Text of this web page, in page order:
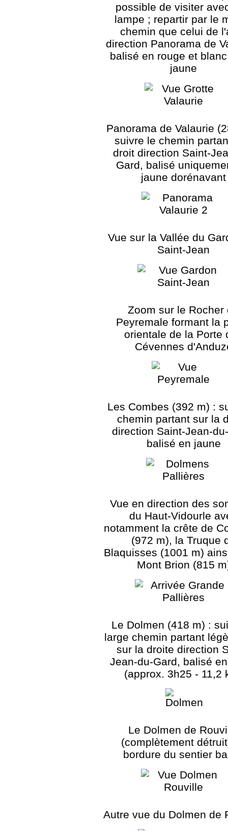
possible de visiter
lampe ; repartir par le
chemin que celui de
direction Panorama de
balisé en rouge et
jaune
Panorama de Valaurie
suivre le chemin
droit direction Saint-
Gard, balisé
jaune dorénavant
Vue sur la Vallée du
Saint-Jean
Zoom sur le Rocher
Peyremale formant la
orientale de la Porte
Cévennes
Les Combes (392 m) :
chemin partant sur la
direction Saint-Jean-
balisé en jaune
Vue en direction des
du Haut-Vidourle
notamment la crête de
(972 m), la Truque
Blaquisses (1001 m)
Mont Brion (815
Le Dolmen (418 m) :
large chemin partant
sur la droite direction
Jean-du-Gard, balisé
(approx. 3h25 - 11,2
Le Dolmen de
(complètement
bordure du sentier
Autre vue du Dolmen de